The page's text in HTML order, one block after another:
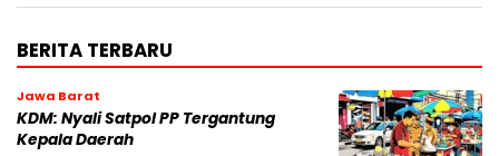
BERITA TERBARU
Jawa Barat
KDM: Nyali Satpol PP Tergantung
Kepala Daerah